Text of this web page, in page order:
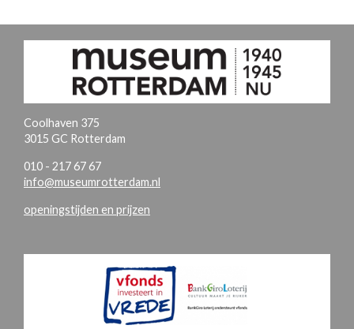
Coolhaven 375
3015 GC Rotterdam
010 - 217 67 67
info@museumrotterdam.nl
openingstijden en prijzen